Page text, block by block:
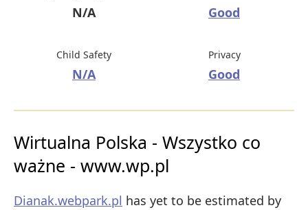
N/A Good
Child Safety
N/A
Privacy
Good
Wirtualna Polska - Wszystko co
ważne - www.wp.pl
Dianak.webpark.pl has yet to be estimated by